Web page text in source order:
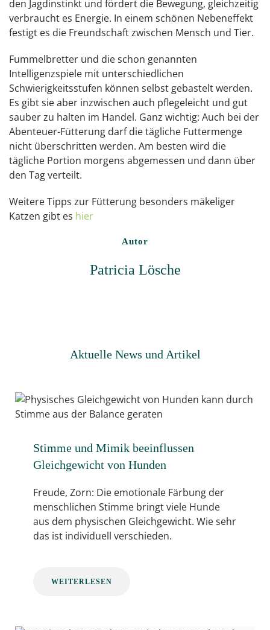
den Jagdinstinkt und fördert die Bewegung, gleichzeitig
verbraucht es Energie. In einem schönen Nebeneffekt
festigt es die Freundschaft zwischen Mensch und Tier.
Fummelbretter und die schon genannten
Intelligenzspiele mit unterschiedlichen
Schwierigkeitsstufen können selbst gebastelt werden.
Es gibt sie aber inzwischen auch pflegeleicht und gut
sauber zu halten im Handel. Ganz wichtig: Auch bei der
Abenteuer-Fütterung darf die tägliche Futtermenge
nicht überschritten werden. Am besten wird die
tägliche Portion morgens abgemessen und dann über
den Tag verteilt.
Weitere Tipps zur Fütterung besonders mäkeliger
Katzen gibt es hier
Autor
Patricia Lösche
Aktuelle News und Artikel
Stimme und Mimik beeinflussen
Gleichgewicht von Hunden
Freude, Zorn: Die emotionale Färbung der
menschlichen Stimme bringt viele Hunde
aus dem physischen Gleichgewicht. Wie sehr
das ist individuell verschieden.
WEITERLESEN